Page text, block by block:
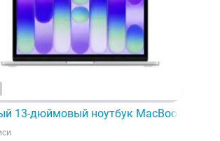
и 10-ядерным процессорами.
13-дюймовый ноутбук MacBook Neo